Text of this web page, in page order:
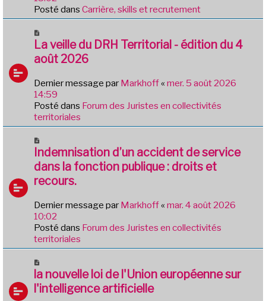
g
e
a
u
e
s
s
g
e
Posté dans Carrière, skills et recrutement
o
u
v
a
u
m
e
a
g
e
La veille du DRH Territorial - édition du 4
août 2026
Dernier message par Markhoff« mer. 5 août 2026
14:59
Posté dans Forum des Juristes en collectivités
territoriales
o
u
v
e
u
m
e
s
s
g
e
Indemnisation d’un accident de service
dans la fonction publique : droits et
recours.
Dernier message par Markhoff« mar. 4 août 2026
10:02
Posté dans Forum des Juristes en collectivités
territoriales
o
u
v
la nouvelle loi de l'Union européenne sur
l'intelligence artificielle